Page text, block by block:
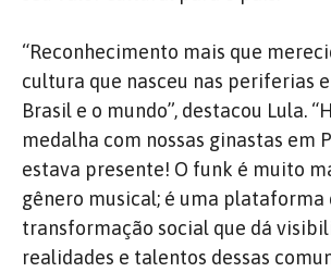
“Reconhecimento mais que
cultura que nasceu nas periferias
Brasil e o mundo”, destacou Lula.
medalha com nossas ginastas em
estava presente! O funk é muito
gênero musical; é uma plataforma
transformação social que dá
realidades e talentos dessas